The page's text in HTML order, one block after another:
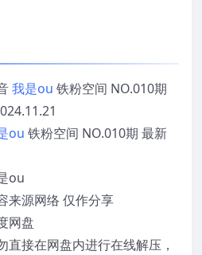
我是ou 铁粉空间 NO.010期
ou 铁粉空间 NO.010期 最新
ou
来源网络 仅作分享
网盘
直接在网盘内进行在线解压，